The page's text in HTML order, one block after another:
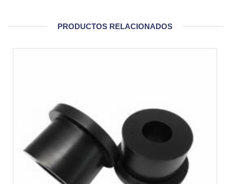
PRODUCTOS RELACIONADOS